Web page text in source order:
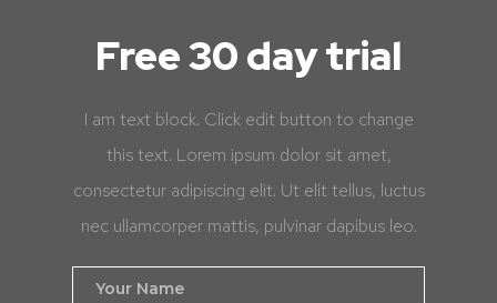
Free 30 day trial
I am text block. Click edit button to change
this text. Lorem ipsum dolor sit amet,
consectetur adipiscing elit. Ut elit tellus, luctus
nec ullamcorper mattis, pulvinar dapibus leo.